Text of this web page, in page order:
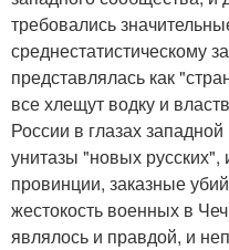
требовались
среднестатистическому
представлялась как
все хлещут водку и
России в глазах
унитазы "новых
провинции, заказные
жестокость военных в
являлось и правдой, и